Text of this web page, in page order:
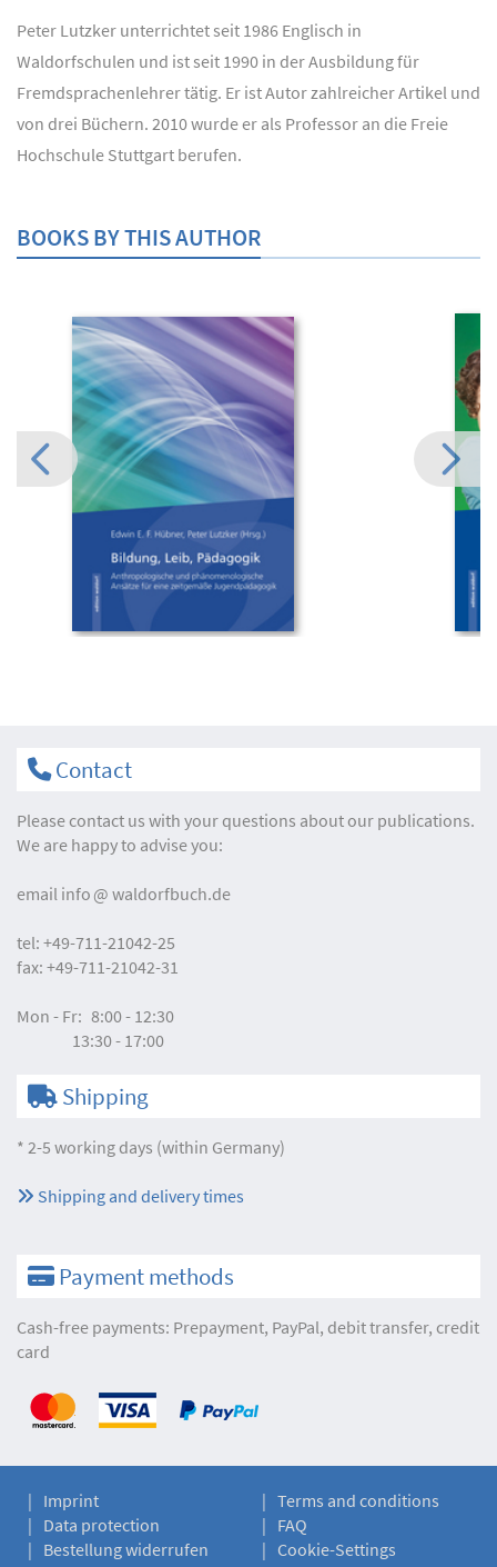
Peter Lutzker unterrichtet seit 1986 Englisch in
Waldorfschulen und ist seit 1990 in der Ausbildung für
Fremdsprachenlehrer tätig. Er ist Autor zahlreicher Artikel und
von drei Büchern. 2010 wurde er als Professor an die Freie
Hochschule Stuttgart berufen.
BOOKS BY THIS AUTHOR
Contact
Please contact us with your questions about our publications.
We are happy to advise you:
email info waldorfbuch.de
tel: +49-711-21042-25
fax: +49-711-21042-31
Mon - Fr: 8:00 - 12:30
13:30 - 17:00
Shipping
* 2-5 working days (within Germany)
Shipping and delivery times
Payment methods
Cash-free payments: Prepayment, PayPal, debit transfer, credit
card
Imprint
Terms and conditions
Data protection
FAQ
Bestellung widerrufen
Cookie-Settings